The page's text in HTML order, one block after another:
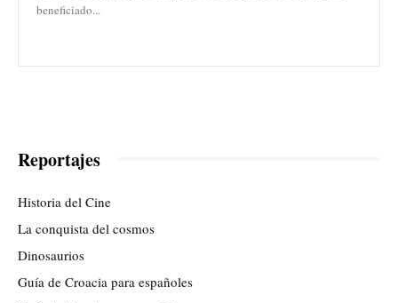
beneficiado...
Reportajes
Historia del Cine
La conquista del cosmos
Dinosaurios
Guía de Croacia para españoles